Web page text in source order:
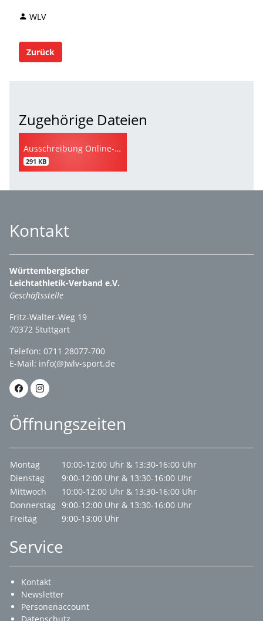
WLV
Zurück
Zugehörige Dateien
Ausschreibung Online-Fortbildung Stabhochsprung
291 KB
Kontakt
Württembergischer
Leichtathletik-Verband e.V.
Geschäftsstelle
Fritz-Walter-Weg 19
70372 Stuttgart
Telefon: 0711 28077-700
E-Mail: info(@)wlv-sport.de
Öffnungszeiten
Montag
10:00-12:00 Uhr & 13:30-16:00 Uhr
Dienstag
9:00-12:00 Uhr & 13:30-16:00 Uhr
Mittwoch
10:00-12:00 Uhr & 13:30-16:00 Uhr
Donnerstag 9:00-12:00 Uhr & 13:30-16:00 Uhr
Freitag
9:00-13:00 Uhr
Service
Kontakt
Newsletter
Personenaccount